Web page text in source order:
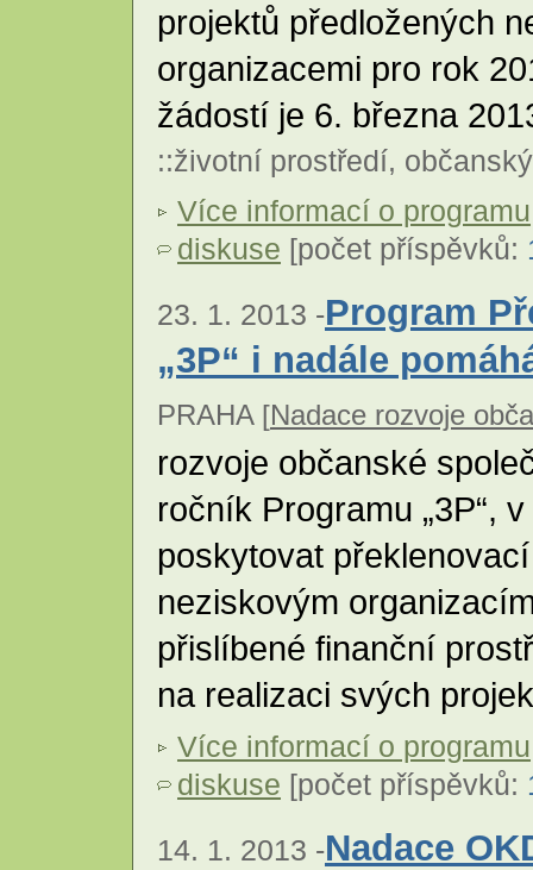
projektů předložených
organizacemi pro rok
žádostí je 6. března
::životní prostředí,
Více informací o programu
diskuse [počet příspěvků:
23. 1. 2013 -Program
„3P“ i nadále
PRAHA [Nadace rozvoje
rozvoje občanské
ročník Programu „3P“,
poskytovat
neziskovým
přislíbené finanční
na realizaci svých
Více informací o programu
diskuse [počet příspěvků:
14. 1. 2013 -Nadace